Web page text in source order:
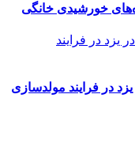
خورشیدی خانگی
یزد در فرایند مولدسازی